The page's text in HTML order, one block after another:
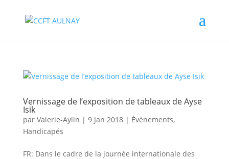
Vernissage de l’exposition de tableaux de Ayse
Isik
par Valerie-Aylin | 9 Jan 2018| Évènements,
Handicapés
FR: Dans le cadre de la journée internationale des